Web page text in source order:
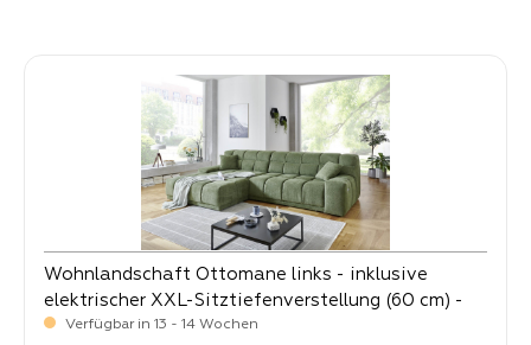
Wohnlandschaft Ottomane links - inklusive
elektrischer XXL-Sitztiefenverstellung (60 cm) -
Lomyl
Verfügbar in 13 - 14 Wochen